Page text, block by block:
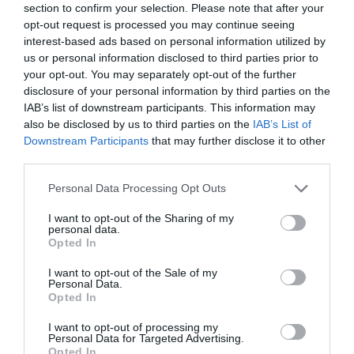
section to confirm your selection. Please note that after your
opt-out request is processed you may continue seeing
interest-based ads based on personal information utilized by
us or personal information disclosed to third parties prior to
your opt-out. You may separately opt-out of the further
disclosure of your personal information by third parties on the
IAB’s list of downstream participants. This information may
also be disclosed by us to third parties on the IAB’s List of
Downstream Participants that may further disclose it to other
Please note that this website/app uses one or more Google
not limited to your visit or usage behaviour. You may click to
grant or deny consent to Google and its third-party tags to
use your data for below specified purposes in below Google
consent section.
Personal Data Processing Opt Outs
I want to opt-out of the Sharing of my
personal data.
Opted In
I want to opt-out of the Sale of my
Personal Data.
Opted In
I want to opt-out of processing my
Personal Data for Targeted Advertising.
Opted In
során több időt tölthetsz vele? Jó az, ha nyitott vagy az új
tapasztalatokra, azonban nem kell olyat tegyél, ami az
akaratod ellen lenne. Nem egészséges az, ha túl sok időt
töltötök együtt, és fennáll a veszélye annak, hogy
elveszíted az önállóságodat és egyéniségedet.
5. Úgy gondolod, tökéletes a párkapcsolatod
Nem léteznek tökéletes párkapcsolatok, így hát nem kell
párkapcsolati szakértők szerint örülnöd kellene a kicsi és
Gondolkodtál már azon, hogy párod hiányzik-e valaha
neked? Ha negatív a válasz, mert nem volt alkalmad túl
belefognod pár olyan tevékenységbe, amit a párodtól
távol tudsz végezni. Fontos, hogy ne abból indulj ki, hogy
kevesebb időt tölts el a pároddal, vagy ne gondold azt,
hogy vannak olyan dolgok, melyeket meg tudsz